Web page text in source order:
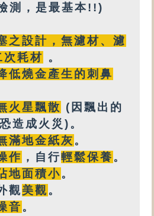
測，是最基本!!)
之設計 ， 無濾材、濾
次耗材 。
低燒金產生的刺鼻
火星飄散 (因飄出的
造成火災)。
滿地金紙灰 。
作 ，自行輕鬆保養 。
地面積小。
觀美觀。
音 。